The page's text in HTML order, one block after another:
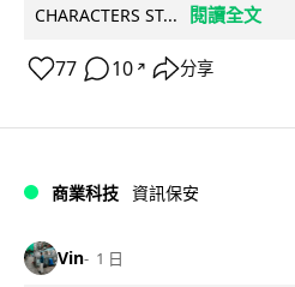
CHARACTERS ST...
閱讀全文
77 10 ↗ 分享
商業科技 資訊保安
Vin 1 日